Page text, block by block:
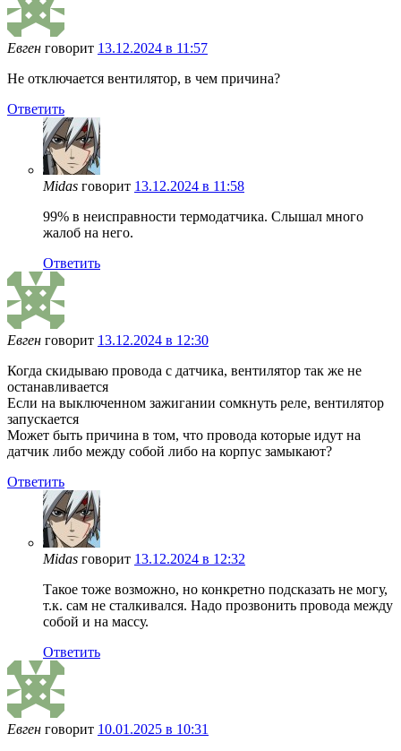
Евген говорит 13.12.2024 в 11:57
Не отключается вентилятор, в чем причина?
Ответить
Midas говорит 13.12.2024 в 11:58
99% в неисправности термодатчика. Слышал много
жалоб на него.
Ответить
Евген говорит 13.12.2024 в 12:30
Когда скидываю провода с датчика, вентилятор так же не
останавливается
Если на выключенном зажигании сомкнуть реле, вентилятор
запускается
Может быть причина в том, что провода которые идут на
датчик либо между собой либо на корпус замыкают?
Ответить
Midas говорит 13.12.2024 в 12:32
Такое тоже возможно, но конкретно подсказать не могу,
т.к. сам не сталкивался. Надо прозвонить провода между
собой и на массу.
Ответить
Евген говорит 10.01.2025 в 10:31